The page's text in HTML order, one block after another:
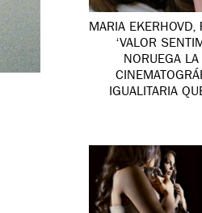
MARIA EKERHOVD,
‘VALOR
NORUEGA
IGUALITARIA